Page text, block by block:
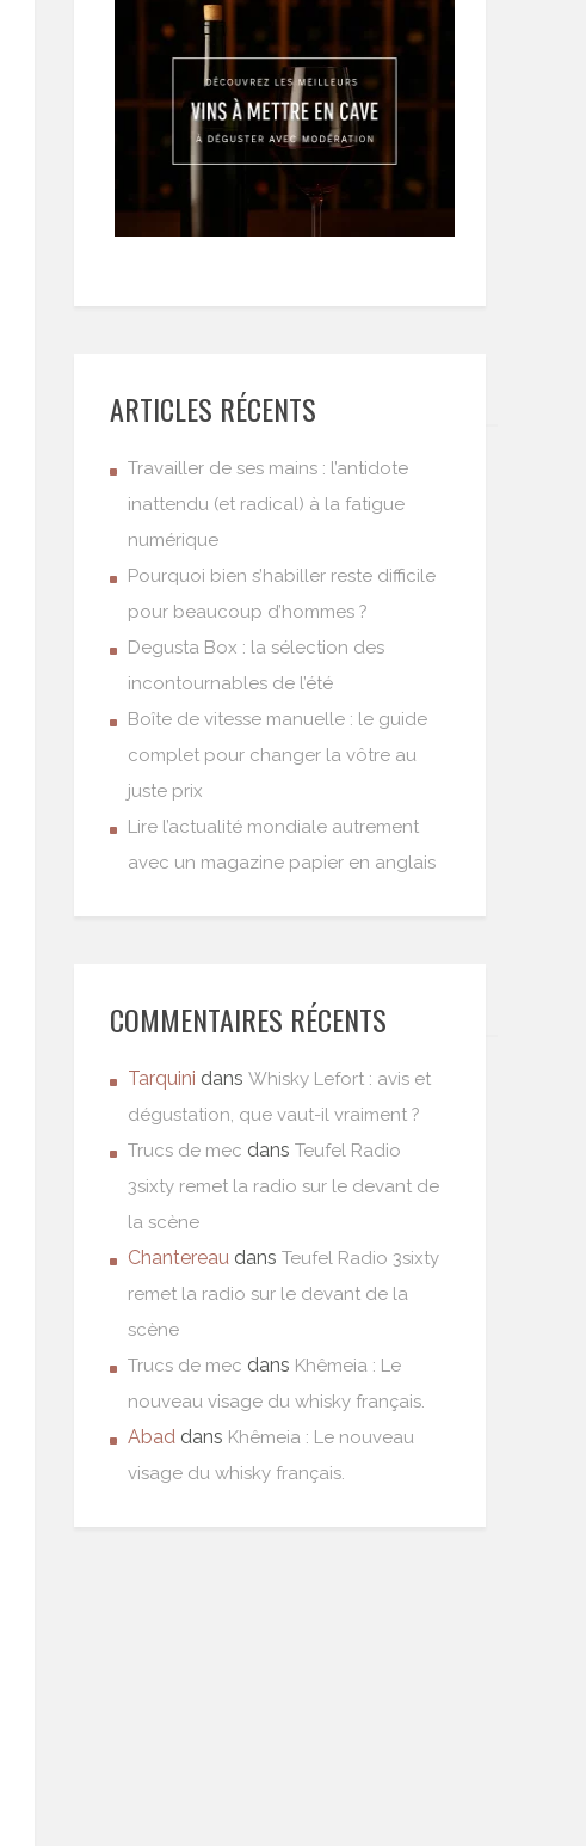
ARTICLES RÉCENTS
Travailler de ses mains : l’antidote
inattendu (et radical) à la fatigue
numérique
Pourquoi bien s’habiller reste difficile
pour beaucoup d’hommes ?
Degusta Box : la sélection des
incontournables de l’été
Boîte de vitesse manuelle : le guide
complet pour changer la vôtre au
juste prix
Lire l’actualité mondiale autrement
avec un magazine papier en anglais
COMMENTAIRES RÉCENTS
Tarquini dans Whisky Lefort : avis et
dégustation, que vaut-il vraiment ?
Trucs de mec dans Teufel Radio
3sixty remet la radio sur le devant de
la scène
Chantereau dans Teufel Radio 3sixty
remet la radio sur le devant de la
scène
Trucs de mec dans Khêmeia : Le
nouveau visage du whisky français.
Abad dans Khêmeia : Le nouveau
visage du whisky français.